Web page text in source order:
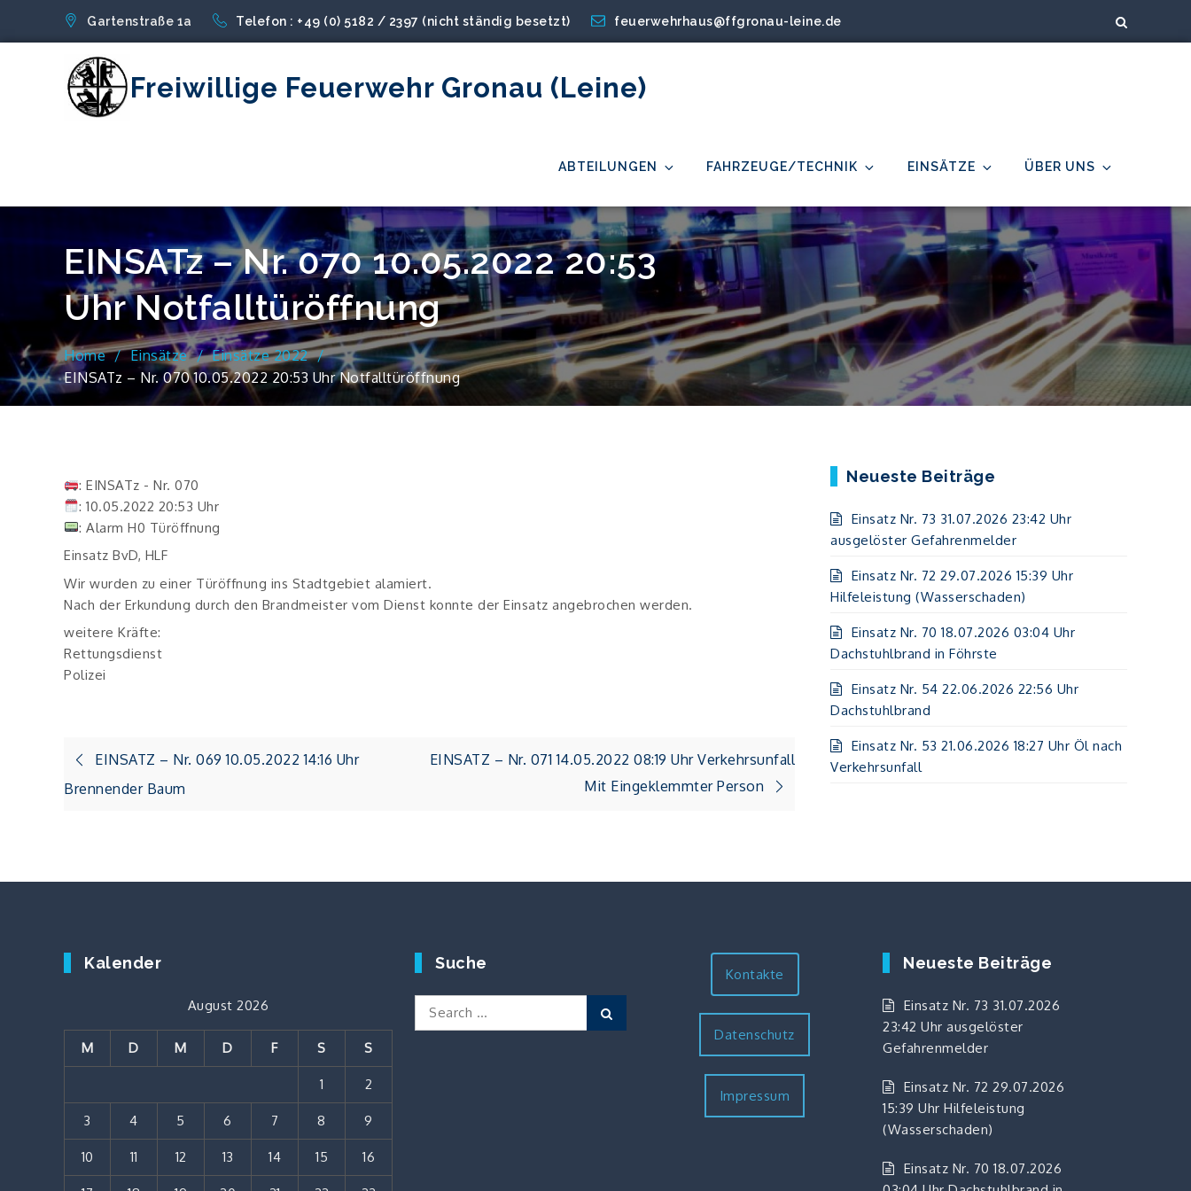
Gartenstraße 1a Telefon : +49 (0) 5182 / 2397 (nicht ständig besetzt) feuerwehrhaus@ffgronau-leine.de
Freiwillige Feuerwehr Gronau (Leine)
ABTEILUNGEN FAHRZEUGE/TECHNIK EINSÄTZE ÜBER UNS
EINSATz – Nr. 070 10.05.2022 20:53
Uhr Notfalltüröffnung
Home Einsätze
Einsätze 2022
EINSATz – Nr. 070 10.05.2022 20:53 Uhr Notfalltüröffnung
: EINSATz - Nr. 070
: 10.05.2022 20:53 Uhr
: Alarm H0 Türöffnung
Einsatz BvD, HLF
Wir wurden zu einer Türöffnung ins Stadtgebiet alamiert.
Nach der Erkundung durch den Brandmeister vom Dienst konnte der Einsatz angebrochen werden.
weitere Kräfte:
Rettungsdienst
Polizei
Beitragsnavigation
EINSATZ – Nr. 069 10.05.2022 14:16 Uhr
Brennender Baum
EINSATZ – Nr. 071 14.05.2022 08:19 Uhr Verkehrsunfall
Mit Eingeklemmter Person
Neueste Beiträge
Einsatz Nr. 73 31.07.2026 23:42 Uhr
ausgelöster Gefahrenmelder
Einsatz Nr. 72 29.07.2026 15:39 Uhr
Hilfeleistung (Wasserschaden)
Einsatz Nr. 70 18.07.2026 03:04 Uhr
Dachstuhlbrand in Föhrste
Einsatz Nr. 54 22.06.2026 22:56 Uhr
Dachstuhlbrand
Einsatz Nr. 53 21.06.2026 18:27 Uhr Öl nach
Verkehrsunfall
Kalender
August 2026
M D M D F S S
1 2
3 4 5 6 7 8 9
10 11 12 13 14 15 16
Suche
Search
Kontakte
Datenschutz
Impressum
Neueste Beiträge
Einsatz Nr. 73 31.07.2026
23:42 Uhr ausgelöster
Gefahrenmelder
Einsatz Nr. 72 29.07.2026
15:39 Uhr Hilfeleistung
(Wasserschaden)
Einsatz Nr. 70 18.07.2026